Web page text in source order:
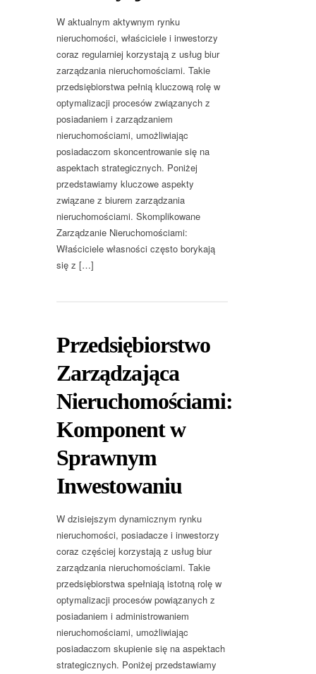
W aktualnym aktywnym rynku
nieruchomości, właściciele i inwestorzy
coraz regularniej korzystają z usług biur
zarządzania nieruchomościami. Takie
przedsiębiorstwa pełnią kluczową rolę w
optymalizacji procesów związanych z
posiadaniem i zarządzaniem
nieruchomościami, umożliwiając
posiadaczom skoncentrowanie się na
aspektach strategicznych. Poniżej
przedstawiamy kluczowe aspekty
związane z biurem zarządzania
nieruchomościami. Skomplikowane
Zarządzanie Nieruchomościami:
Właściciele własności często borykają
się z […]
Przedsiębiorstwo
Zarządzająca
Nieruchomościami:
Komponent w
Sprawnym
Inwestowaniu
W dzisiejszym dynamicznym rynku
nieruchomości, posiadacze i inwestorzy
coraz częściej korzystają z usług biur
zarządzania nieruchomościami. Takie
przedsiębiorstwa spełniają istotną rolę w
optymalizacji procesów powiązanych z
posiadaniem i administrowaniem
nieruchomościami, umożliwiając
posiadaczom skupienie się na aspektach
strategicznych. Poniżej przedstawiamy